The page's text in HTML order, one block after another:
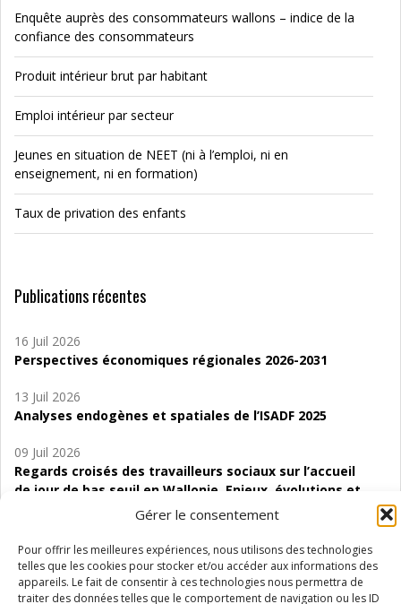
Gérer le consentement
Pour offrir les meilleures expériences, nous utilisons des technologies
telles que les cookies pour stocker et/ou accéder aux informations des
appareils. Le fait de consentir à ces technologies nous permettra de
traiter des données telles que le comportement de navigation ou les ID
Enquête auprès des consommateurs wallons – indice de la
confiance des consommateurs
Produit intérieur brut par habitant
Emploi intérieur par secteur
Jeunes en situation de NEET (ni à l’emploi, ni en
enseignement, ni en formation)
Taux de privation des enfants
Publications récentes
16 Juil 2026
Perspectives économiques régionales 2026-2031
13 Juil 2026
Analyses endogènes et spatiales de l’ISADF 2025
09 Juil 2026
Regards croisés des travailleurs sociaux sur l’accueil
de jour de bas seuil en Wallonie. Enjeux, évolutions et
06 Juil 2026
Étude d’évaluabilité des Structures
d’accompagnement à l’autocréation d’emploi (SAACE)